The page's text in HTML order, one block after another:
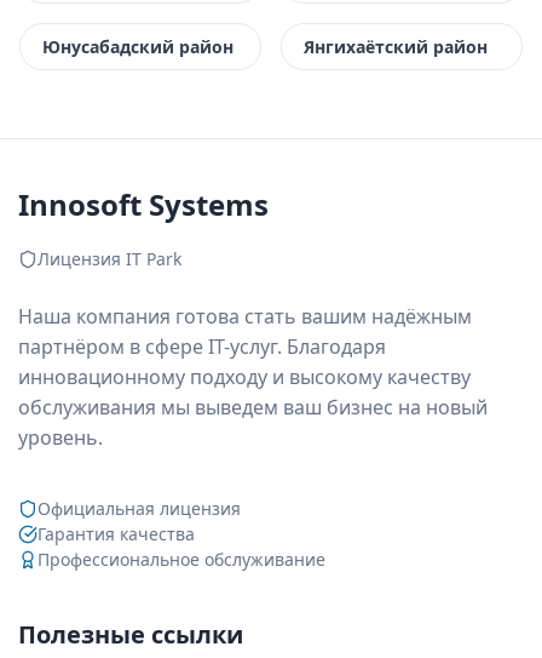
Юнусабадский район Янгихаётский район
Innosoft Systems
Лицензия IT Park
Наша компания готова стать вашим надёжным
партнёром в сфере IT-услуг. Благодаря
инновационному подходу и высокому качеству
обслуживания мы выведем ваш бизнес на новый
уровень.
Официальная лицензия
Гарантия качества
Профессиональное обслуживание
Полезные ссылки